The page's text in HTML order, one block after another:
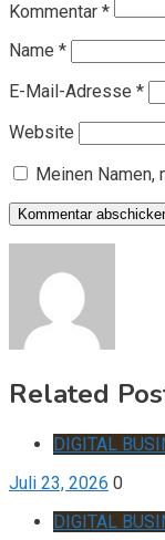
Kommentar *
Name *
E-Mail-Adresse *
Website
Meinen
Related
DIGITAL
Juli 23, 2026 0
DIGITAL